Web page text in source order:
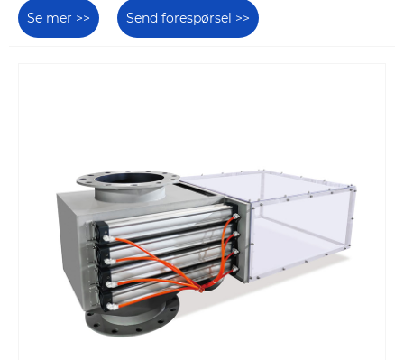
Se mer >> Send forespørsel >>